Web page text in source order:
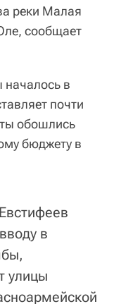
реки Малая
сообщает
началось в
почти
обошлись
бюджету в
в
улицы